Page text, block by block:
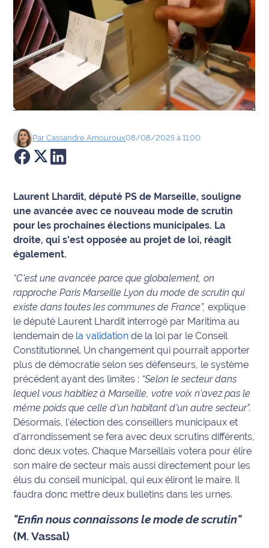
OM
Agenda
Faits
divers
Sports
Société
Culture
Économie
Éducation
Emploi
Environnement
Info
route
Justice
Météo
Politique
Santé
Social
National
ParCassandre Amouroux08/08/2025 à 11:00
Laurent Lhardit, député PS de Marseille, souligne
une avancée avec ce nouveau mode de scrutin
pour les prochaines élections municipales. La
droite, qui s'est opposée au projet de loi, réagit
également.
“C’est une avancée parce que globalement, on
rapproche Paris Marseille Lyon du mode de scrutin qui
existe dans toutes les communes de France”, explique
le député Laurent Lhardit interrogé par Maritima au
lendemain de la validation de la loi par le Conseil
Constitutionnel. Un changement qui pourrait apporter
plus de démocratie selon ses défenseurs, le système
précédent ayant des limites : “Selon le secteur dans
lequel vous habitiez à Marseille, votre voix n’avez pas le
même poids que celle d’un habitant d’un autre secteur”.
Désormais, l'élection des conseillers municipaux et
d'arrondissement se fera avec deux scrutins différents,
donc deux votes. Chaque Marseillais votera pour élire
son maire de secteur mais aussi directement pour les
élus du conseil municipal, qui eux éliront le maire. Il
faudra donc mettre deux bulletins dans les urnes.
"Enfin nous connaissons le mode de scrutin"
(M. Vassal)